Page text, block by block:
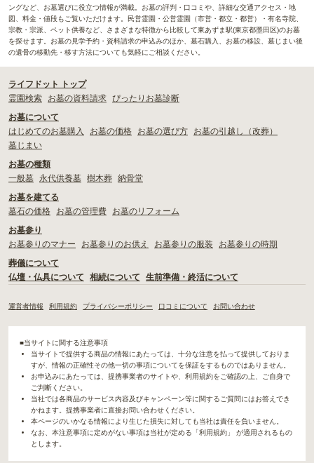
ングなど、お墓選びに役立つ情報が満載。お墓の評判・口コミや、詳細な交通アクセス・地
図、料金・値段もご覧いただけます。民営霊園・公営霊園（市営・都立・都営）・有名寺院、
宗教・宗派、ペット供養など、さまざまな特徴から比較して東あずま駅(東京都墨田区)のお墓
を探せます。お墓の見学予約・資料請求の申込みのほか、墓石購入、お墓の移設、墓じまい後
の遺骨の移動先・移す方法についても気軽にご相談ください。
ライフドット トップ
霊園検索
お墓の資料請求 ぴったりお墓診断
お墓について
はじめてのお墓購入
お墓の価格 お墓の選び方
お墓の引越し（改葬）
墓じまい
お墓の種類
一般墓
永代供養墓 樹木葬 納骨堂
お墓を建てる
墓石の価格
お墓の管理費
お墓のリフォーム
お墓参り
お墓参りのマナー
お墓参りのお供え お墓参りの服装
お墓参りの時期
葬儀について
仏壇・仏具について
相続について 生前準備・終活について
運営者情報 利用規約 プライバシーポリシー 口コミについて お問い合わせ
■当サイトに関する注意事項
当サイトで提供する商品の情報にあたっては、十分な注意を払って提供しておりま
すが、情報の正確性その他一切の事項についてを保証をするものではありません。
お申込みにあたっては、提携事業者のサイトや、利用規約をご確認の上、ご自身で
ご判断ください。
当社では各商品のサービス内容及びキャンペーン等に関するご質問にはお答えでき
かねます。提携事業者に直接お問い合わせください。
本ページのいかなる情報により生じた損失に対しても当社は責任を負いません。
なお、本注意事項に定めがない事項は当社が定める「利用規約」 が適用されるもの
とします。